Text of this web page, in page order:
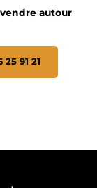
autour
25 91 21